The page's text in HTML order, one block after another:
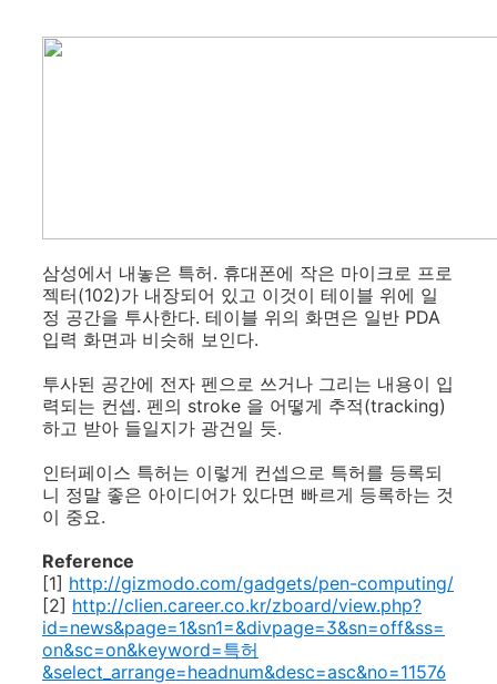
삼성에서 내놓은 특허. 휴대폰에 작은 마이크로 프로
젝터(102)가 내장되어 있고 이것이 테이블 위에 일
정 공간을 투사한다. 테이블 위의 화면은 일반 PDA
입력 화면과 비슷해 보인다.
투사된 공간에 전자 펜으로 쓰거나 그리는 내용이 입
력되는 컨셉. 펜의 stroke 을 어떻게 추적(tracking)
하고 받아 들일지가 광건일 듯.
인터페이스 특허는 이렇게 컨셉으로 특허를 등록되
니 정말 좋은 아이디어가 있다면 빠르게 등록하는 것
이 중요.
Reference
[1] http://gizmodo.com/gadgets/pen-computing/
[2] http://clien.career.co.kr/zboard/view.php?
id=news&page=1&sn1=&divpage=3&sn=off&ss=
on&sc=on&keyword=특허
&select_arrange=headnum&desc=asc&no=11576